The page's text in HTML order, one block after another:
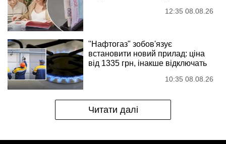
12:35 08.08.26
"Нафтогаз" зобов'язує
встановити новий прилад: ціна
від 1335 грн, інакше відключать
10:35 08.08.26
Читати далі